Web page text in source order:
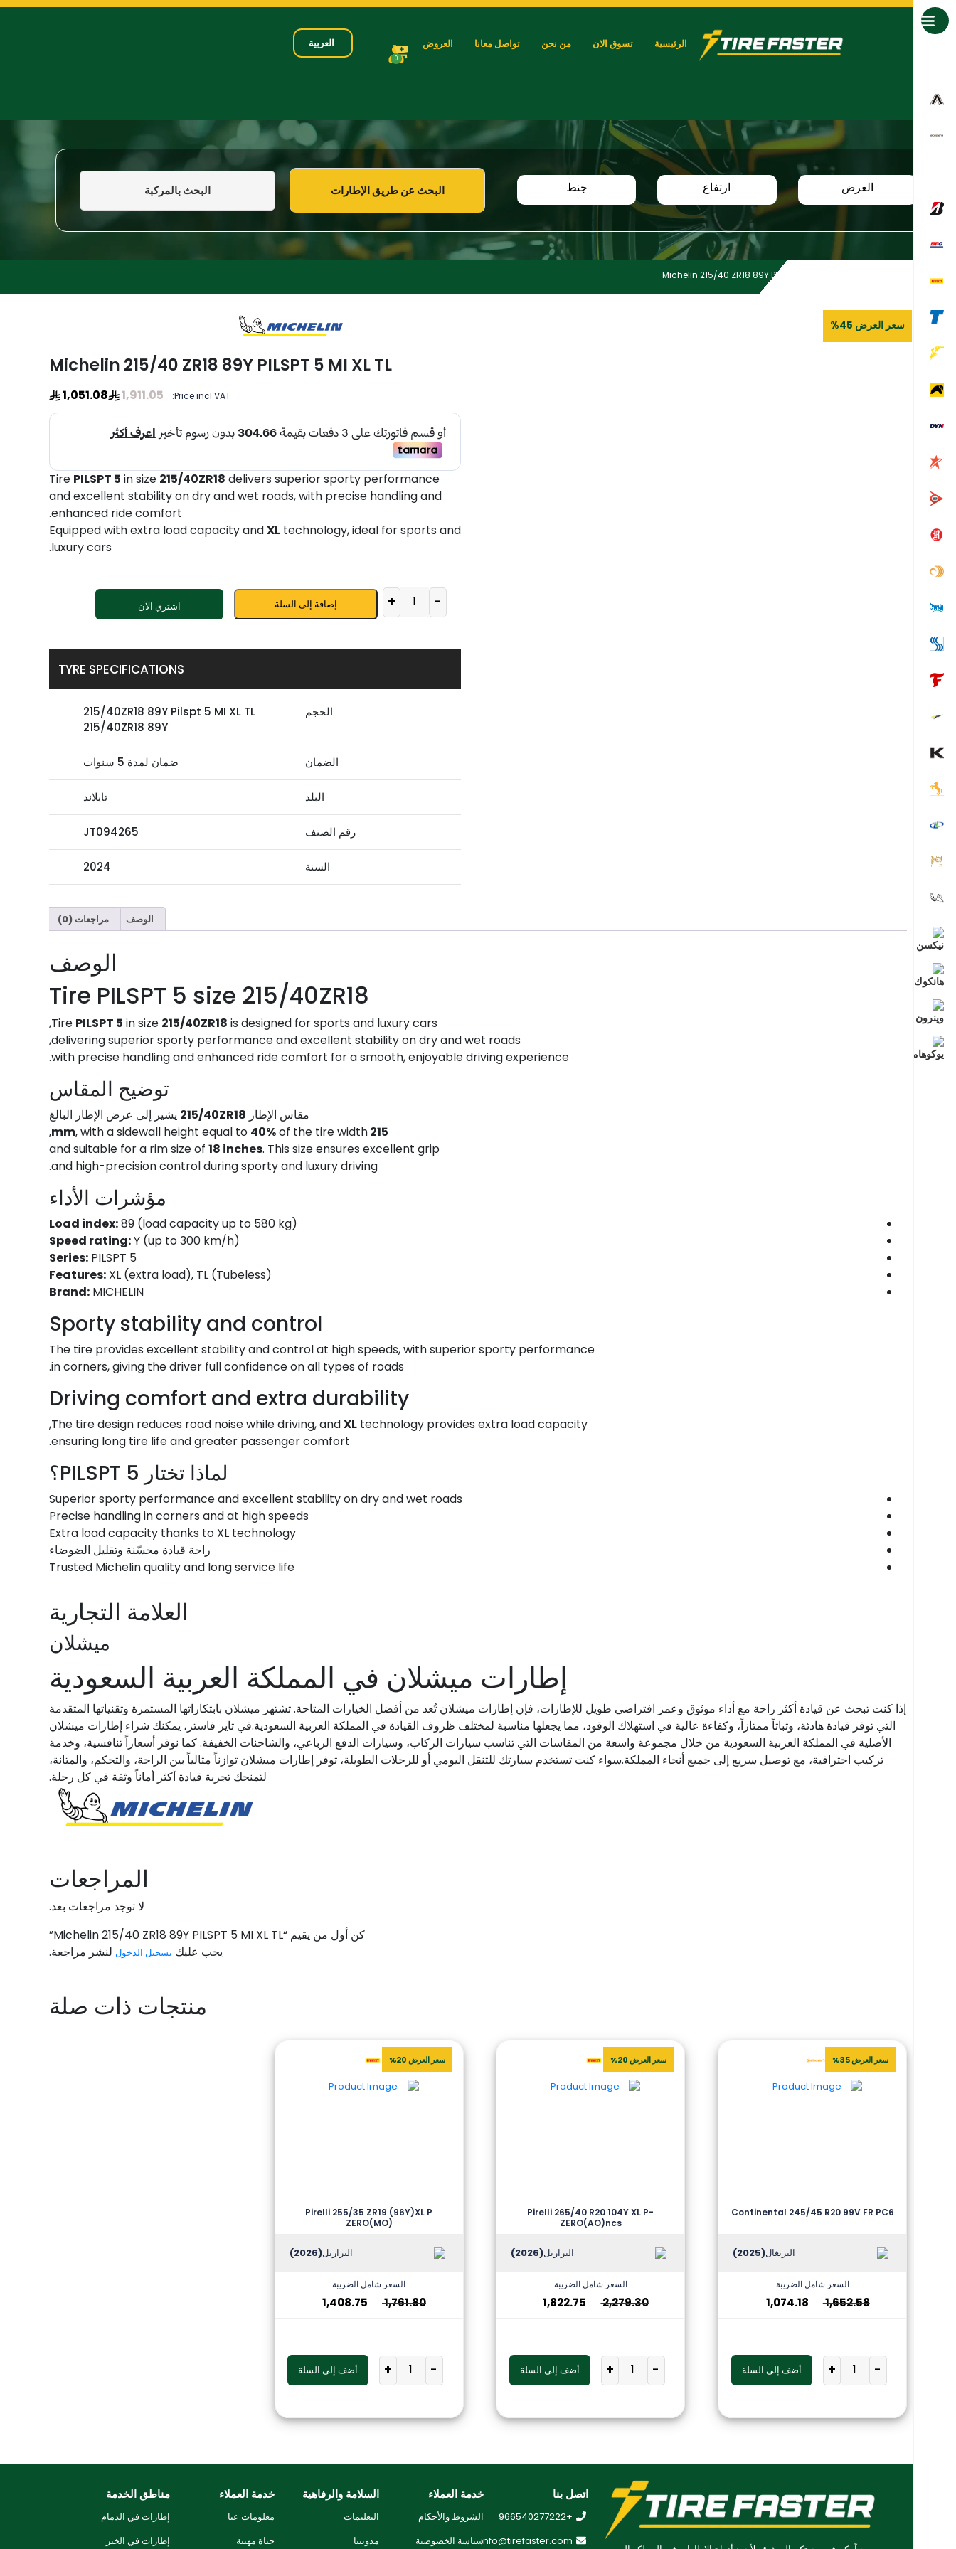
الرئيسية تسوق الان من نحن تواصل معانا العروض
0
العربية
البحث عن طريق الإطارات البحث بالمركبة العرض ارتفاع جنط
Michelin 215/40 ZR18 89Y PILSPT 5 MI XL TL
سعر العرض 45%
Michelin 215/40 ZR18 89Y PILSPT 5 MI XL TL
Price incl VAT:
1,911.05
1,051.08
Tire PILSPT 5 in size 215/40ZR18 delivers superior sporty performance
and excellent stability on dry and wet roads, with precise handling and
enhanced ride comfort.
Equipped with extra load capacity andXLtechnology, ideal for sports and
luxury cars.
-
+ إضافة إلى السلة اشتري الآن
TYRE SPECIFICATIONS
الحجم
215/40ZR18 89Y Pilspt 5 MI XL TL
215/40ZR18 89Y
الضمان ضمان لمدة 5 سنوات
البلد تايلاند
رقم الصنف JT094265
السنة 2024
الوصف مراجعات (0)
الوصف
Tire PILSPT 5 size 215/40ZR18
Tire PILSPT 5 in size 215/40ZR18 is designed for sports and luxury cars,
delivering superior sporty performance and excellent stability on dry and wet roads,
with precise handling and enhanced ride comfort for a smooth, enjoyable driving experience.
توضيح المقاس
مقاس الإطار 215/40ZR18 يشير إلى عرض الإطار البالغ
215 mm
, with a sidewall height equal to 40%of the tire width,
and suitable for a rim size of 18 inches. This size ensures excellent grip
and high-precision control during sporty and luxury driving.
مؤشرات الأداء
Load index:89 (load capacity up to 580 kg)
Speed rating:Y (up to 300 km/h)
Series:PILSPT 5
Features:XL (extra load), TL (Tubeless)
Brand:MICHELIN
Sporty stability and control
The tire provides excellent stability and control at high speeds, with superior sporty performance
in corners, giving the driver full confidence on all types of roads.
Driving comfort and extra durability
The tire design reduces road noise while driving, andXLtechnology provides extra load capacity,
ensuring long tire life and greater passenger comfort.
لماذا تختار PILSPT 5؟
Superior sporty performance and excellent stability on dry and wet roads
Precise handling in corners and at high speeds
Extra load capacity thanks to XL technology
راحة قيادة محسّنة وتقليل الضوضاء
Trusted Michelin quality and long service life
العلامة التجارية
ميشلان
إطارات ميشلان في المملكة العربية السعودية
إذا كنت تبحث عن قيادة أكثر راحة مع أداء موثوق وعمر افتراضي طويل للإطارات، فإن إطارات ميشلان تُعد من أفضل الخيارات المتاحة. تشتهر ميشلان بابتكاراتها المستمرة وتقنياتها المتقدمة
التي توفر قيادة هادئة، وثباتاً ممتازاً، وكفاءة عالية في استهلاك الوقود، مما يجعلها مناسبة لمختلف ظروف القيادة في المملكة العربية السعودية.في تاير فاستر، يمكنك شراء إطارات ميشلان
الأصلية في المملكة العربية السعودية من خلال مجموعة واسعة من المقاسات التي تناسب سيارات الركاب، وسيارات الدفع الرباعي، والشاحنات الخفيفة. كما نوفر أسعاراً تنافسية، وخدمة
تركيب احترافية، مع توصيل سريع إلى جميع أنحاء المملكة.سواء كنت تستخدم سيارتك للتنقل اليومي أو للرحلات الطويلة، توفر إطارات ميشلان توازناً مثالياً بين الراحة، والتحكم، والمتانة،
لتمنحك تجربة قيادة أكثر أماناً وثقة في كل رحلة.
المراجعات
لا توجد مراجعات بعد.
كن أول من يقيم “Michelin 215/40 ZR18 89Y PILSPT 5 MI XL TL”
يجب عليكتسجيل الدخول لنشر مراجعة.
منتجات ذات صلة
سعر العرض 35%
Continental 245/45 R20 99V FR PC6
البرتغال(2025)
السعر شامل الضريبة
1,652.58
1,074.18
-
+ أضف إلى السلة
سعر العرض 20%
Pirelli 265/40 R20 104Y XL P-
ZERO(AO)ncs
البرازيل(2026)
السعر شامل الضريبة
2,279.30
1,822.75
-
+ أضف إلى السلة
سعر العرض 20%
Pirelli 255/35 ZR19 (96Y)XL P
ZERO(MO)
البرازيل(2026)
السعر شامل الضريبة
1,761.80
1,408.75
-
+ أضف إلى السلة
اتصل بنا
+966540277222
info@tirefaster.com
خدمة العملاء
الشروط والأحكام
سياسة الخصوصية
السلامة والرفاهية
التعليمات
مدونتنا
خدمة العملاء
معلومات عنا
حياة مهنية
مناطق الخدمة
إطارات في الدمام
إطارات في الخبر